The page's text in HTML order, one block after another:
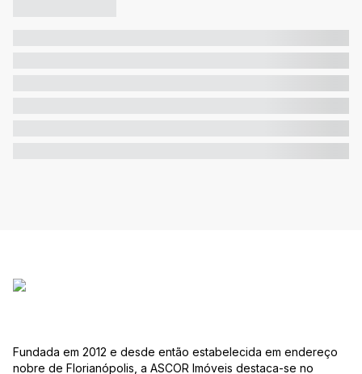
Fundada em 2012 e desde então estabelecida em endereço
nobre de Florianópolis, a ASCOR Imóveis destaca-se no